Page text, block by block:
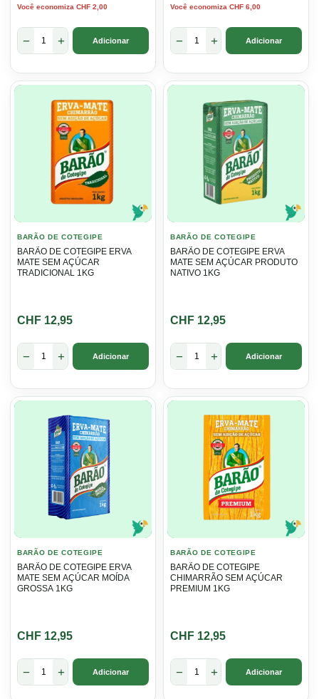
original
era:
CHF 12,95.
atual
é:
CHF 10,95.
Você economiza CHF 2,00
− + Adicionar
original
era:
CHF 12,95.
atual
é:
CHF 6,95.
Você economiza CHF 6,00
− + Adicionar
BARÃO DE COTEGIPE
BARÃO DE COTEGIPE ERVA
MATE SEM AÇÚCAR
TRADICIONAL 1KG
CHF 12,95
− + Adicionar
BARÃO DE COTEGIPE
BARÃO DE COTEGIPE ERVA
MATE SEM AÇÚCAR PRODUTO
NATIVO 1KG
CHF 12,95
− + Adicionar
BARÃO DE COTEGIPE
BARÃO DE COTEGIPE ERVA
MATE SEM AÇÚCAR MOÍDA
GROSSA 1KG
CHF 12,95
− + Adicionar
BARÃO DE COTEGIPE
BARÃO DE COTEGIPE
CHIMARRÃO SEM AÇÚCAR
PREMIUM 1KG
CHF 12,95
− + Adicionar